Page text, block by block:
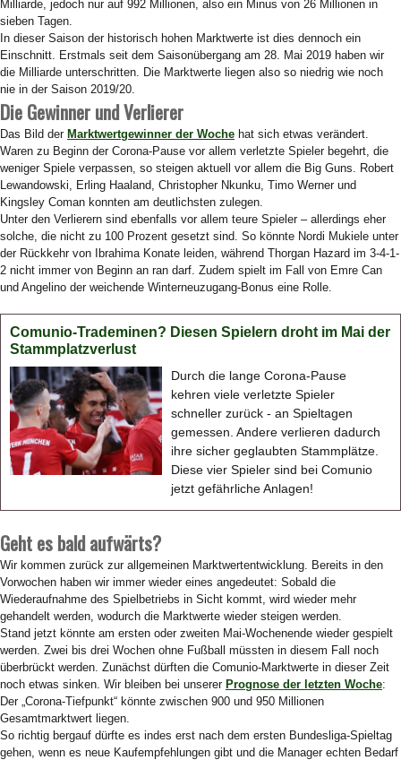
Milliarde, jedoch nur auf 992 Millionen, also ein Minus von 26 Millionen in
sieben Tagen.
In dieser Saison der historisch hohen Marktwerte ist dies dennoch ein
Einschnitt. Erstmals seit dem Saisonübergang am 28. Mai 2019 haben wir
die Milliarde unterschritten. Die Marktwerte liegen also so niedrig wie noch
nie in der Saison 2019/20.
Die Gewinner und Verlierer
Das Bild der Marktwertgewinner der Woche hat sich etwas verändert.
Waren zu Beginn der Corona-Pause vor allem verletzte Spieler begehrt, die
weniger Spiele verpassen, so steigen aktuell vor allem die Big Guns. Robert
Lewandowski, Erling Haaland, Christopher Nkunku, Timo Werner und
Kingsley Coman konnten am deutlichsten zulegen.
Unter den Verlierern sind ebenfalls vor allem teure Spieler – allerdings eher
solche, die nicht zu 100 Prozent gesetzt sind. So könnte Nordi Mukiele unter
der Rückkehr von Ibrahima Konate leiden, während Thorgan Hazard im 3-4-1-
2 nicht immer von Beginn an ran darf. Zudem spielt im Fall von Emre Can
und Angelino der weichende Winterneuzugang-Bonus eine Rolle.
Comunio-Trademinen? Diesen Spielern droht im Mai der
Stammplatzverlust
Durch die lange Corona-Pause
kehren viele verletzte Spieler
schneller zurück - an Spieltagen
gemessen. Andere verlieren dadurch
ihre sicher geglaubten Stammplätze.
Diese vier Spieler sind bei Comunio
jetzt gefährliche Anlagen!
Geht es bald aufwärts?
Wir kommen zurück zur allgemeinen Marktwertentwicklung. Bereits in den
Vorwochen haben wir immer wieder eines angedeutet: Sobald die
Wiederaufnahme des Spielbetriebs in Sicht kommt, wird wieder mehr
gehandelt werden, wodurch die Marktwerte wieder steigen werden.
Stand jetzt könnte am ersten oder zweiten Mai-Wochenende wieder gespielt
werden. Zwei bis drei Wochen ohne Fußball müssten in diesem Fall noch
überbrückt werden. Zunächst dürften die Comunio-Marktwerte in dieser Zeit
noch etwas sinken. Wir bleiben bei unserer Prognose der letzten Woche:
Der „Corona-Tiefpunkt“ könnte zwischen 900 und 950 Millionen
Gesamtmarktwert liegen.
So richtig bergauf dürfte es indes erst nach dem ersten Bundesliga-Spieltag
gehen, wenn es neue Kaufempfehlungen gibt und die Manager echten Bedarf